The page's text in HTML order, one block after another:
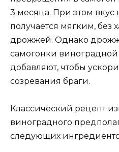
3 месяца. При этом вкус
получается мягким, без
дрожжей. Однако
самогонки виноградной
добавляют, чтобы
созревания браги.
Классический рецепт
виноградного
следующих